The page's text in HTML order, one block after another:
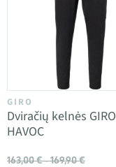
GIRO
Dviračių kelnės GIRO
HAVOC
163,00 € - 169,90 €